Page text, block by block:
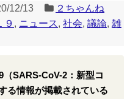
12/13
２ちゃんね
９ , ニュース, 社会, 議論, 雑
SARS-CoV-2：新型コ
る情報が掲載されている